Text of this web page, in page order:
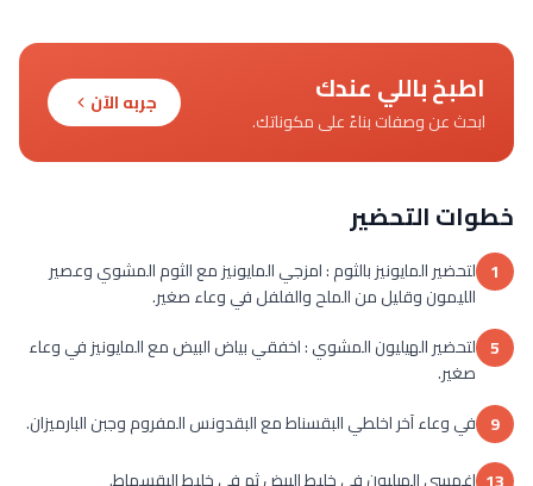
اطبخ باللي عندك
ابحث عن وصفات بناءً على مكوناتك.
جربه الآن
خطوات التحضير
1 لتحضير المايونيز بالثوم : امزجي المايونيز مع الثوم المشوي وعصير
الليمون وقليل من الملح والفلفل في وعاء صغير.
5 لتحضير الهيليون المشوي : اخفقي بياض البيض مع المايونيز في وعاء
صغير.
9 في وعاء آخر اخلطي البقسناط مع البقدونس المفروم وجبن البارميزان.
اغمسي الهيليون في خليط البيض ثم في خليط البقسماط.